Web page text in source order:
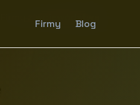
Firmy Blog